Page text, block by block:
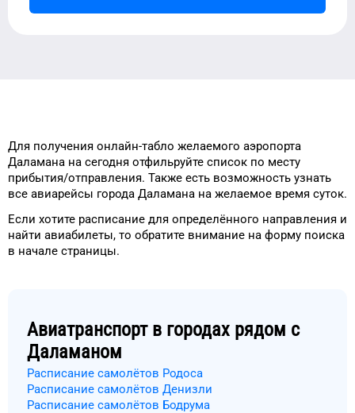
Для получения онлайн-табло желаемого аэропорта
Даламана на сегодня отфильруйте список по месту
прибытия/отправления. Также есть возможность узнать
все авиарейсы города Даламана на желаемое время суток.
Если хотите расписание для определённого направления и
найти авиабилеты, то обратите внимание на форму поиска
в начале страницы.
Авиатранспорт в городах рядом с
Даламаном
Расписание самолётов Родоса
Расписание самолётов Денизли
Расписание самолётов Бодрума